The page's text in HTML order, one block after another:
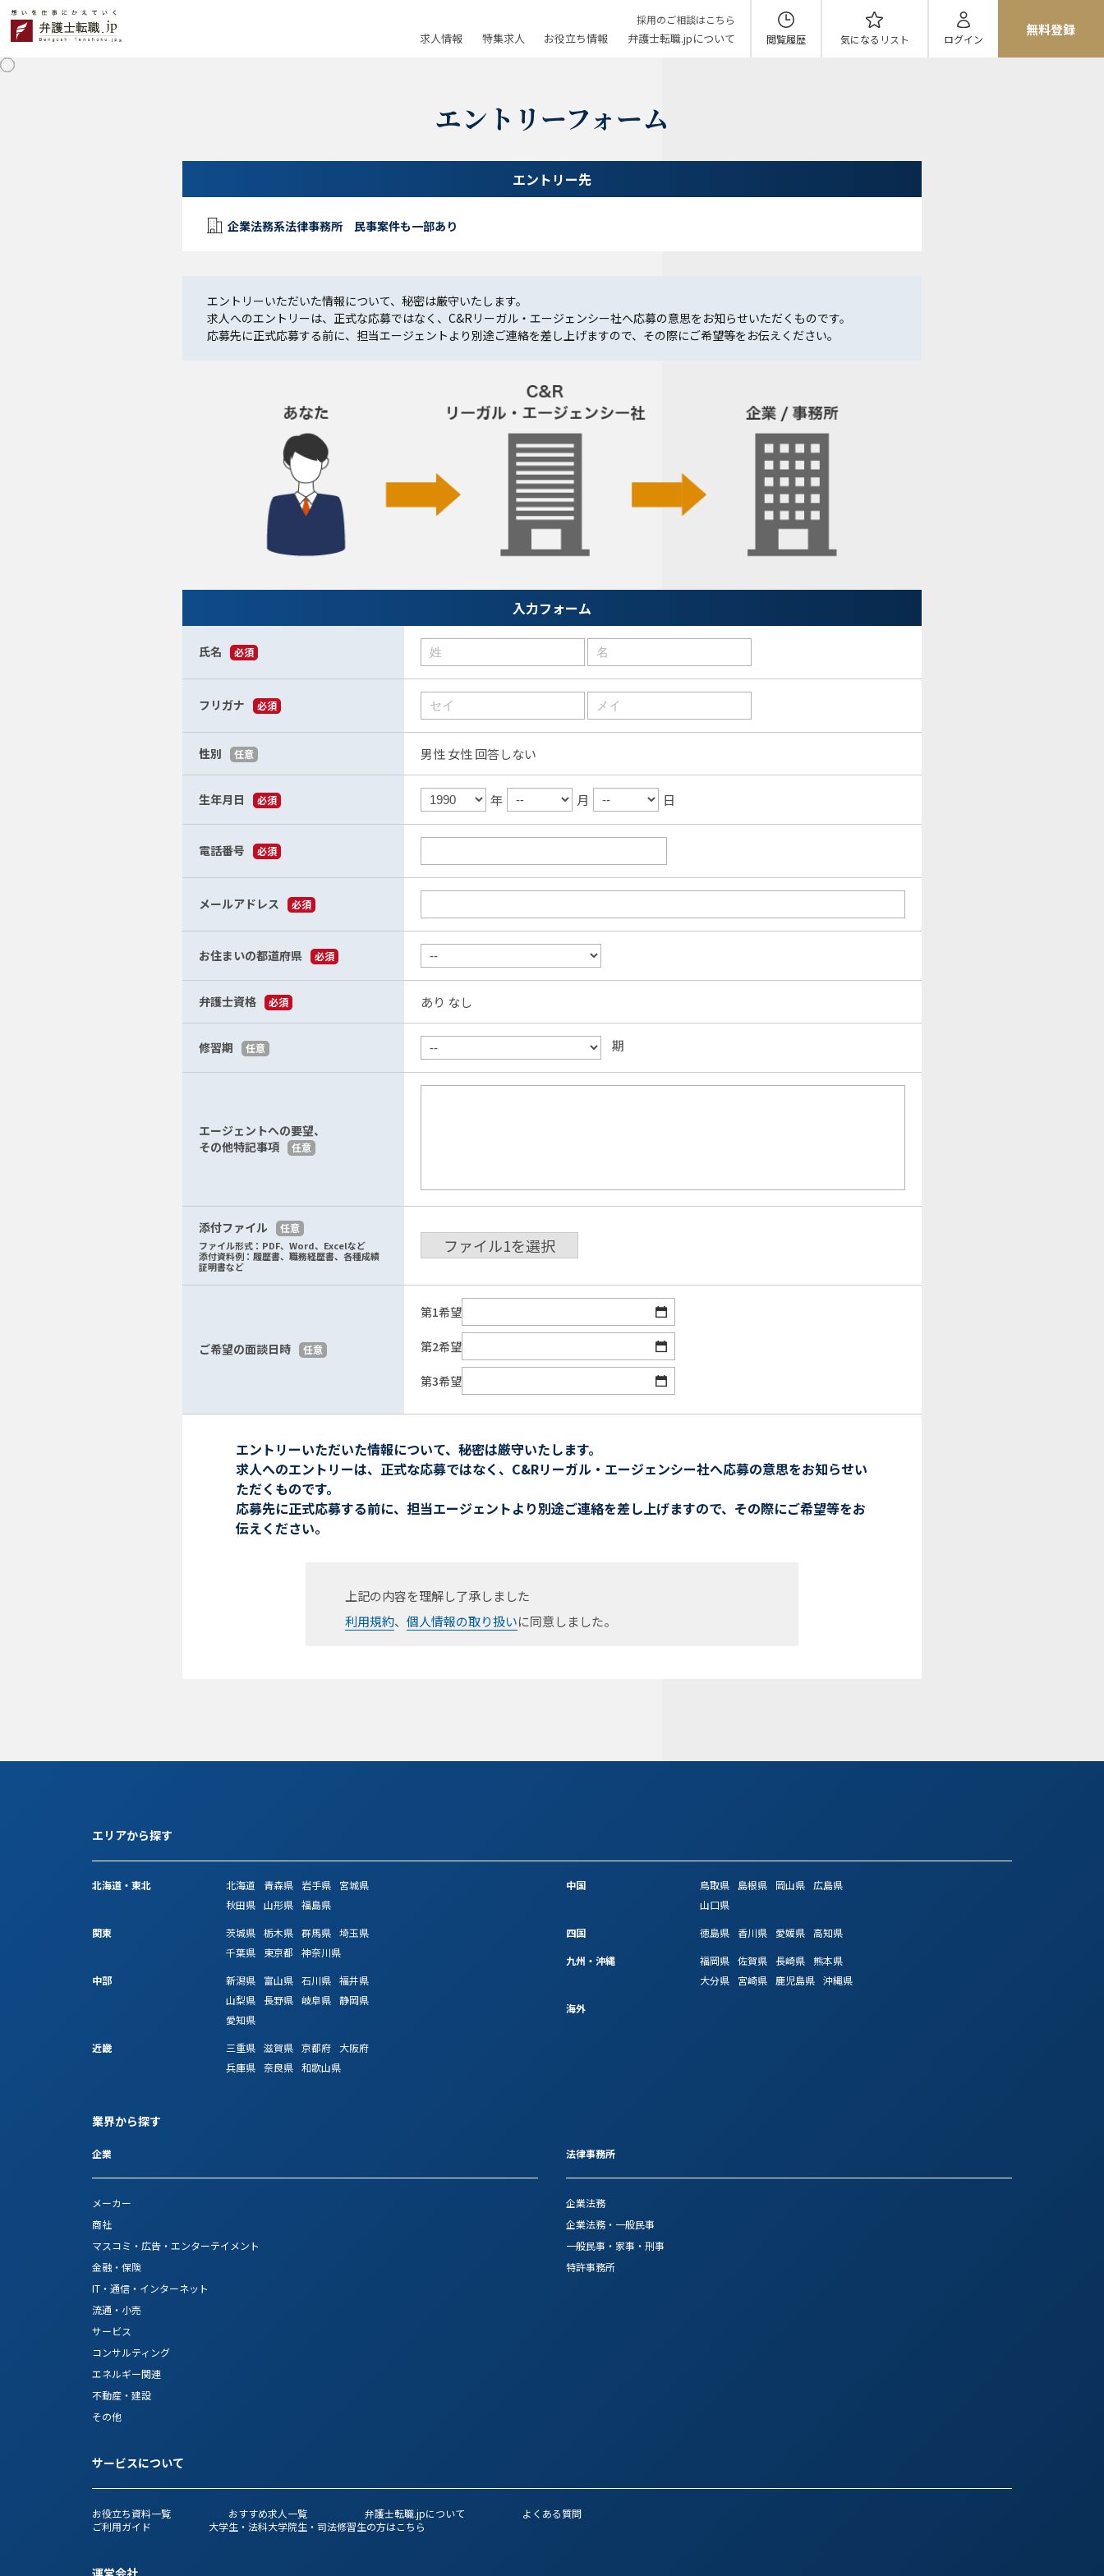
採用のご相談はこちら
求人情報 特集求人 お役立ち情報 弁護士転職.jpについて 閲覧履歴 気になる リスト ログイン
無料登録
エントリーフォーム
エントリー先
企業法務系法律事務所 民事案件も一部あり
エントリーいただいた情報について、秘密は厳守いたします。
求人へのエントリーは、正式な応募ではなく、C&Rリーガル・エージェンシー社へ応募の意思をお知らせいただくものです。
応募先に正式応募する前に、担当エージェントより別途ご連絡を差し上げますので、その際にご希望等をお伝えください。
入力フォーム
氏名 必須
フリガナ 必須
性別 任意 男性女性回答しない
生年月日 必須 年 月 日
電話番号 必須
メールアドレス 必須
お住まいの都道府県 必須
弁護士資格 必須 あり なし
修習期 任意 期
エージェントへの要望、
その他特記事項
任意
添付ファイル 任意
ファイル形式：PDF、Word、Excelなど
添付資料例：履歴書、職務経歴書、各種成績
証明書など
ファイル1を選択
ご希望の面談日時 任意
第1希望
第2希望
第3希望
エントリーいただいた情報について、秘密は厳守いたします。
求人へのエントリーは、正式な応募ではなく、C&Rリーガル・エージェンシー社へ応募の意思をお知らせい
ただくものです。
応募先に正式応募する前に、担当エージェントより別途ご連絡を差し上げますので、その際にご希望等をお
伝えください。
上記の内容を理解し了承しました
利用規約、 個人情報の取り扱いに同意しました。
エリアから探す
北海道・東北 北海道 青森県 岩手県
宮城県
秋田県 山形県 福島県
関東
茨城県 栃木県 群馬県 埼玉県
千葉県
東京都
神奈川県
中部
新潟県 富山県 石川県 福井県
山梨県
長野県 岐阜県 静岡県
愛知県
近畿
三重県 滋賀県 京都府
大阪府
兵庫県 奈良県 和歌山県
中国 鳥取県 島根県 岡山県
広島県
山口県
四国
徳島県 香川県 愛媛県
高知県
九州・沖縄
福岡県 佐賀県 長崎県
熊本県
大分県
宮崎県 鹿児島県
沖縄県
海外
業界から探す
企業
メーカー
商社
マスコミ・広告・エンターテイメント
金融・保険
IT・通信・インターネット
流通・小売
サービス
コンサルティング
エネルギー関連
不動産・建設
その他
法律事務所
企業法務
企業法務・一般民事
一般民事・家事・刑事
特許事務所
サービスについて
お役立ち資料一覧 おすすめ求人一覧 弁護士転職.jpについて
よくある質問
ご利用ガイド
大学生・法科大学院生・司法修習生の方はこちら
運営会社